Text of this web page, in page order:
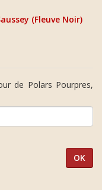
(Fleuve Noir)
de Polars Pourpres,